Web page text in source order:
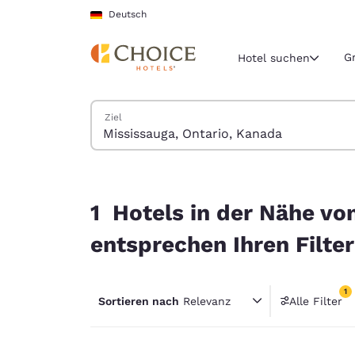
Weiter Zu Hauptinhalt
Deutsch
Aktuelle
Nord- und
United
América
Hotel suchen
Hotels suchen
Ziel
1 Hotels in der Nähe
entsprechen Ihren
Sortieren nach Relevanz Alle Filter
1
1 Filter